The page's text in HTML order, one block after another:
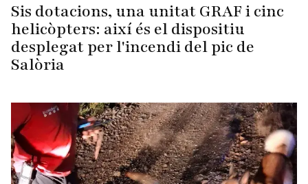
Sis dotacions, una unitat GRAF i cinc
helicòpters: així és el dispositiu
desplegat per l'incendi del pic de
Salòria